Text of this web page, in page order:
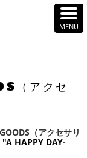
（アクセ
（アクセサリ
"A HAPPY DAY-